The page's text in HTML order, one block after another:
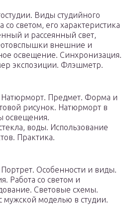
Виды студийного
со светом, его характеристика
и рассеянный свет,
внешние и
освещение. Синхронизация.
экспозиции. Флэшметр.
Предмет. Форма и
рисунок. Натюрморт в
освещения.
воды. Использование
Практика.
Особенности и виды.
Работа со светом и
Световые схемы.
мужской моделью в студии.